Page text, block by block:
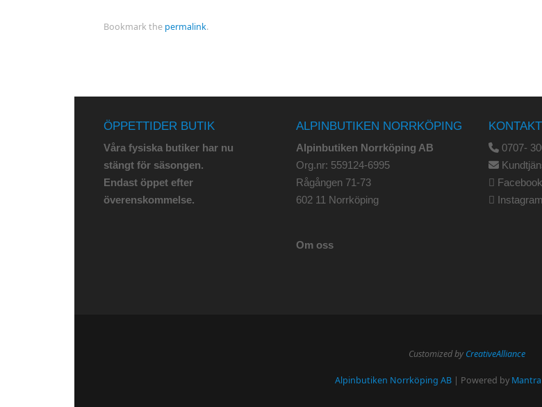
Bookmark the permalink.
ÖPPETTIDER BUTIK
Våra fysiska butiker har nu
stängt för säsongen.
Endast öppet efter
överenskommelse.
ALPINBUTIKEN NORRKÖPING
Alpinbutiken Norrköping AB
Org.nr: 559124-6995
Rågången 71-73
602 11 Norrköping
Om oss
KONTAKT
0707-
Facebook
Instagram
Customized by CreativeAlliance
Alpinbutiken Norrköping AB | Powered by Mantra